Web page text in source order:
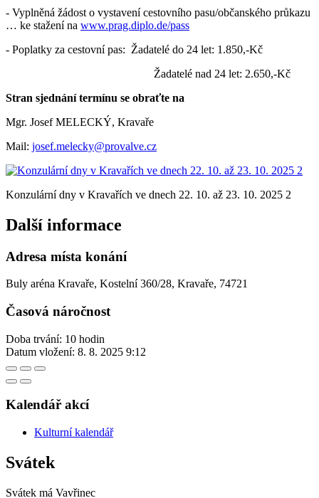
- Vyplněná žádost o vystavení cestovního pasu/občanského průkazu
… ke stažení na www.prag.diplo.de/pass
- Poplatky za cestovní pas: Žadatelé do 24 let: 1.850,-Kč
Žadatelé nad 24 let: 2.650,-Kč
Stran sjednání termínu se obraťte na
Mgr. Josef MELECKÝ, Kravaře
Mail: josef.melecky@provalve.cz
Konzulární dny v Kravařích ve dnech 22. 10. až 23. 10. 2025 2
Další informace
Adresa místa konání
Buly aréna Kravaře, Kostelní 360/28, Kravaře, 74721
Časová náročnost
Doba trvání: 10 hodin
Datum vložení: 8. 8. 2025 9:12
Kalendář akcí
Kulturní kalendář
Svátek
Svátek má Vavřinec